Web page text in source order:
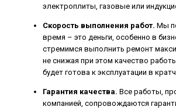
электроплиты, газовые или
Скорость выполнения работ. Мы
время – это деньги, особенно в
стремимся выполнить ремонт
не снижая при этом качество
будет готова к эксплуатации в
Гарантия качества. Все работы,
компанией, сопровождаются